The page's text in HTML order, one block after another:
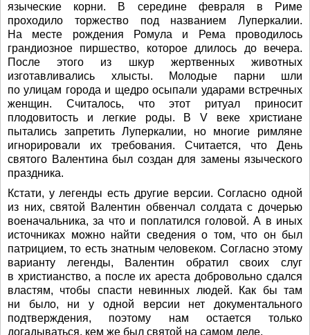
языческие корни. В середине февраля в Риме
проходило торжество под названием Луперкалии.
На месте рождения Ромула и Рема проводилось
грандиозное пиршество, которое длилось до вечера.
После этого из шкур жертвенных животных
изготавливались хлысты. Молодые парни шли
по улицам города и щедро осыпали ударами встречных
женщин. Считалось, что этот ритуал приносит
плодовитость и легкие роды. В V веке христиане
пытались запретить Луперкалии, но многие римляне
игнорировали их требования. Считается, что День
святого Валентина был создан для замены языческого
праздника.
Кстати, у легенды есть другие версии. Согласно одной
из них, святой Валентин обвенчал солдата с дочерью
военачальника, за что и поплатился головой. А в иных
источниках можно найти сведения о том, что он был
патрицием, то есть знатным человеком. Согласно этому
варианту легенды, Валентин обратил своих слуг
в христианство, а после их ареста добровольно сдался
властям, чтобы спасти невинных людей. Как бы там
ни было, ни у одной версии нет документального
подтверждения, поэтому нам остается только
догадываться, кем же был святой на самом деле.